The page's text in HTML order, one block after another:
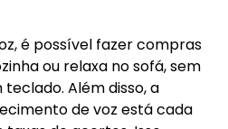
é possível fazer compras
ou relaxa no sofá, sem
Além disso, a
de voz está cada